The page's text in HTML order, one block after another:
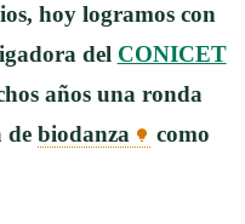
hoy logramos con
del CONICET
años una ronda
de biodanza
como